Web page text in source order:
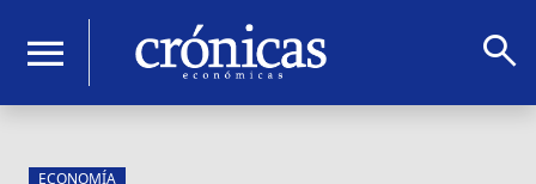
menu search
ECONOMÍA